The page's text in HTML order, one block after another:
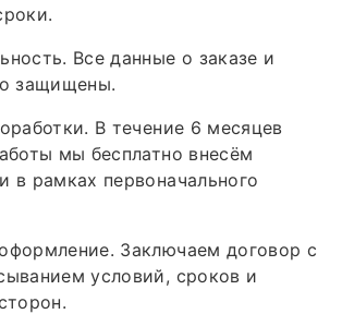
Все данные о заказе и
защищены.
В течение 6 месяцев
мы бесплатно внесём
в рамках первоначального
Заключаем договор с
условий, сроков и